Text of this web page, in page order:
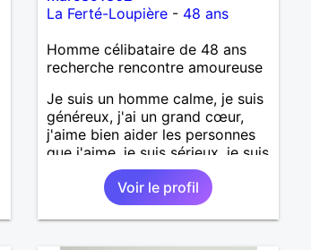
La Ferté-Loupière - 48 ans
Homme célibataire de 48 ans
recherche rencontre amoureuse
Je suis un homme calme, je suis
généreux, j'ai un grand cœur,
j'aime bien aider les personnes
que j'aime, je suis sérieux, je suis
sincère, je suis honnête, j'aime
pas qu'on joue avec moi et
j'aime pas les mensonges. Je
cherche une relation amoureuse
Voir le profil